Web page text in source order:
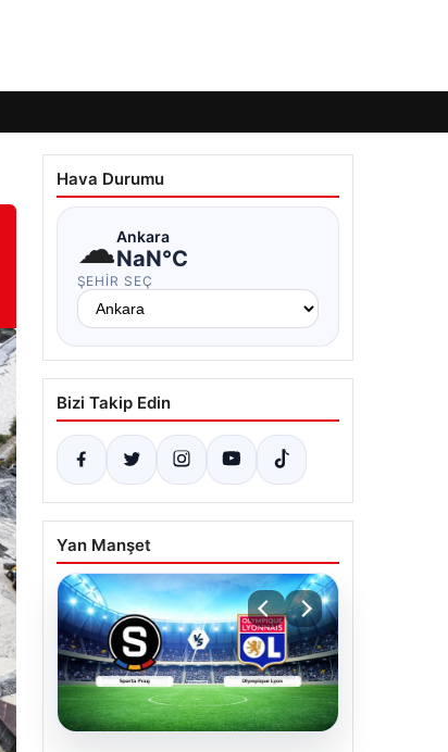
Hava Durumu
☁Ankara
NaN°C
ŞEHIR SEÇ
Bizi Takip Edin
Yan Manşet